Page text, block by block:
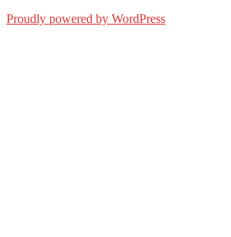
Proudly powered by WordPress